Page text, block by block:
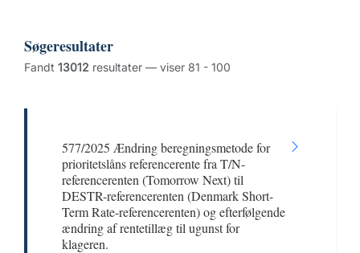
Søgeresultater
Fandt 13012 resultater — viser 81 - 100
577/2025 Ændring beregningsmetode for
prioritetslåns referencerente fra T/N-
referencerenten (Tomorrow Next) til
DESTR-referencerenten (Denmark Short-
Term Rate-referencerenten) og efterfølgende
ændring af rentetillæg til ugunst for
klageren.